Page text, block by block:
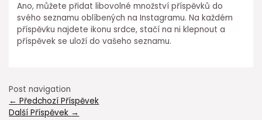
Ano, můžete přidat libovolné množství příspěvků do
svého seznamu oblíbených na Instagramu. Na každém
příspěvku najdete ikonu srdce, stačí na ni klepnout a
příspěvek se uloží do vašeho seznamu.
Post navigation
← Předchozí Příspěvek
Další Příspěvek →